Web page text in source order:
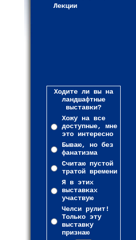
Лекции
Ходите ли вы на
ландшафтные
выставки?
Хожу на все
доступные, мне
это интересно
Бываю, но без
фанатизма
Считаю пустой
тратой времени
Я в этих
выставках
участвую
Челси рулит!
Только эту
выставку
признаю